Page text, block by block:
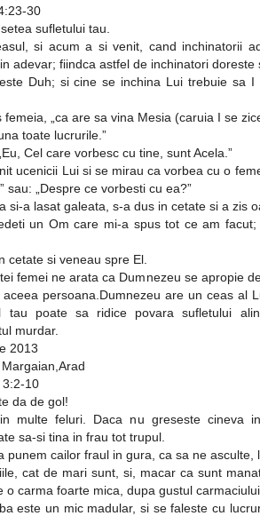
30
sufletului tau.
si acum a si venit, cand inchinatorii
adevar; fiindca astfel de inchinatori doreste
Duh; si cine se inchina Lui trebuie sa
femeia, „ca are sa vina Mesia (caruia I se
toate lucrurile.”
Cel care vorbesc cu tine, sunt Acela.”
ucenicii Lui si se mirau ca vorbea cu o
sau: „Despre ce vorbesti cu ea?”
si-a lasat galeata, s-a dus in cetate si a zis
un Om care mi-a spus tot ce am
cetate si veneau spre El.
femei ne arata ca Dumnezeu se apropie
persoana.Dumnezeu are un ceas al
poate sa ridice povara sufletului
murdar.
2013
3:2-10
da de gol!
multe feluri. Daca nu greseste cineva
sa-si tina in frau tot trupul.
punem cailor fraul in gura, ca sa ne asculte,
cat de mari sunt, si, macar ca sunt
o carma foarte mica, dupa gustul carmaciului.
este un mic madular, si se faleste cu